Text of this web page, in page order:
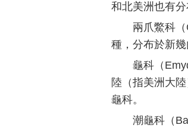
和北美洲也有分
兩爪鱉科
種，分布於新
龜科（
陸（指美洲大
龜科。
潮龜科（